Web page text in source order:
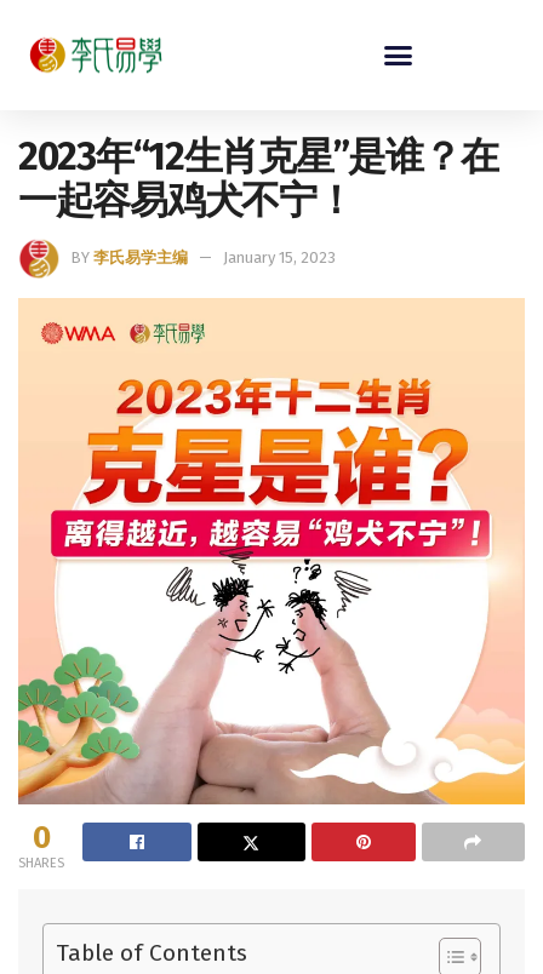
2023年“12生肖克星”是谁？在
一起容易鸡犬不宁！
BY 李氏易学主编 January 15, 2023
0
SHARES
Table of Contents